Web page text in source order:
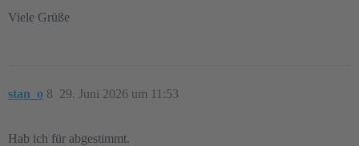
Viele Grüße
stan_o 29. Juni 2026 um 11:53
8
Hab ich für abgestimmt.